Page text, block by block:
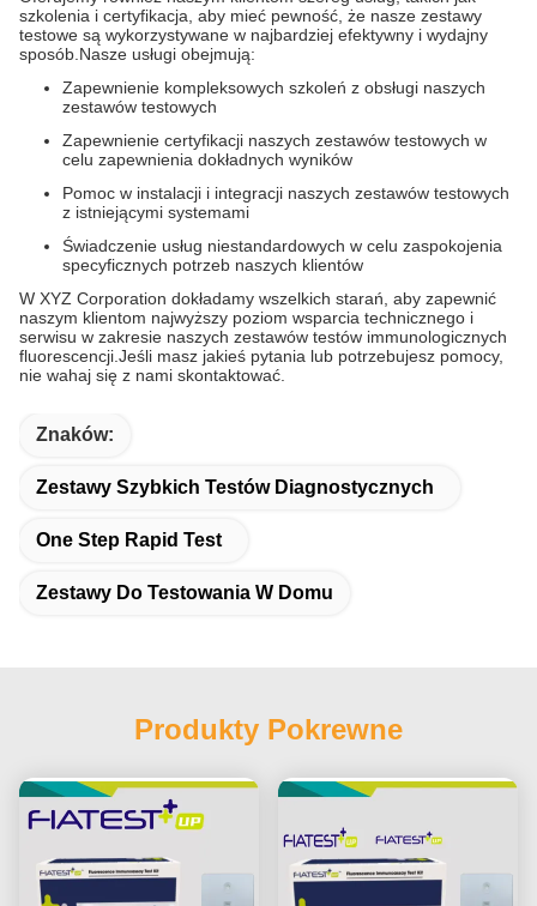
szkolenia i certyfikacja, aby mieć pewność, że nasze zestawy
testowe są wykorzystywane w najbardziej efektywny i wydajny
sposób.Nasze usługi obejmują:
Zapewnienie kompleksowych szkoleń z obsługi naszych
zestawów testowych
Zapewnienie certyfikacji naszych zestawów testowych w
celu zapewnienia dokładnych wyników
Pomoc w instalacji i integracji naszych zestawów testowych
z istniejącymi systemami
Świadczenie usług niestandardowych w celu zaspokojenia
specyficznych potrzeb naszych klientów
W XYZ Corporation dokładamy wszelkich starań, aby zapewnić
naszym klientom najwyższy poziom wsparcia technicznego i
serwisu w zakresie naszych zestawów testów immunologicznych
fluorescencji.Jeśli masz jakieś pytania lub potrzebujesz pomocy,
nie wahaj się z nami skontaktować.
Znaków:
Zestawy Szybkich Testów Diagnostycznych
One Step Rapid Test
Zestawy Do Testowania W Domu
Produkty Pokrewne